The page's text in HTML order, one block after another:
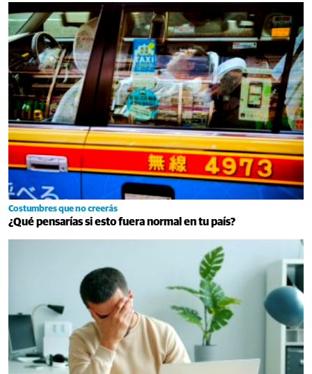
Costumbres que no creerás
¿Qué pensarías si esto fuera normal en tu país?